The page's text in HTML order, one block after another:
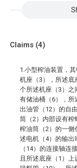
Claims (4)
1.小型榨油装置，
机座（3），所述底
个所述机座（3）之
有储油桶（6），所
出油管（12）的自
筒（2）内部设有榨
榨油筒（2）的一侧
述电机（4）的输出
（14）的连接轴连
且所述底座（1）